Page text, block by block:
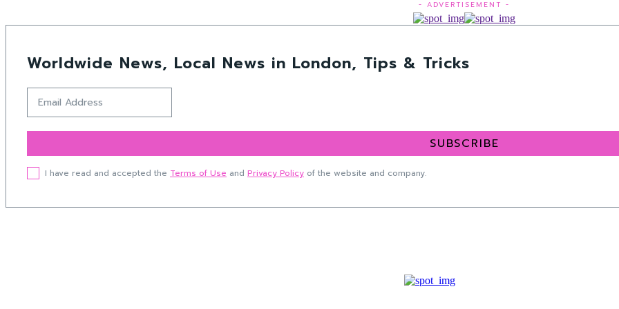
- ADVERTISEMENT -
Worldwide News, Local News in London, Tips & Tricks
SUBSCRIBE
I have read and accepted the Terms of Use and Privacy Policy of the website and company.